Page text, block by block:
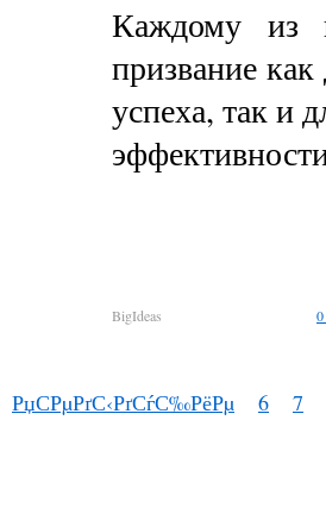
Каждому из
призвание
успеха, так и
BigIdeas
РџСРµРґС‹РґСѓС‰РёРµ 6 7